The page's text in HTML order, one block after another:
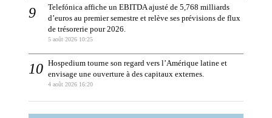
Telefónica affiche un EBITDA ajusté de 5,768 milliards
d’euros au premier semestre et relève ses prévisions de flux
de trésorerie pour 2026.
5 août 2026 10:25
Hospedium tourne son regard vers l’Amérique latine et
envisage une ouverture à des capitaux externes.
4 août 2026 16:20